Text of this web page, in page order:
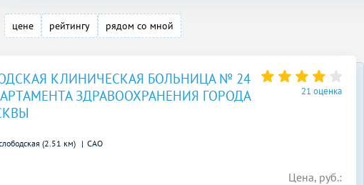
цене рейтингу рядом со мной
КЛИНИЧЕСКАЯ БОЛЬНИЦА № 24
ЗДРАВООХРАНЕНИЯ ГОРОДА
21 оценка
(2.51 км) САО
Цена, руб.: